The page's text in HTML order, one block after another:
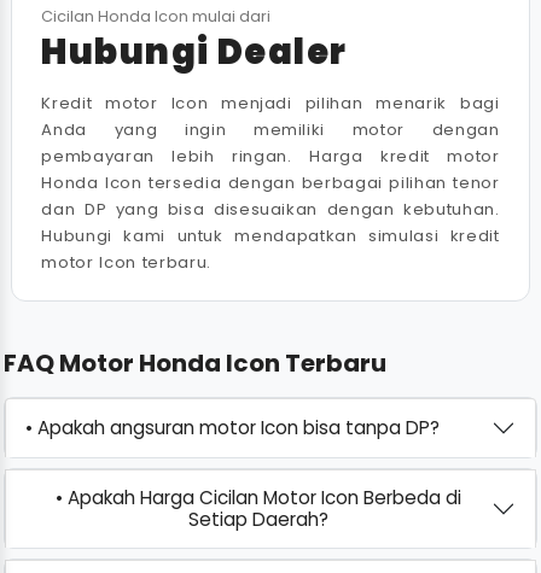
Cicilan Honda Icon mulai dari
Hubungi Dealer
Kredit motor Icon menjadi pilihan menarik bagi
Anda yang ingin memiliki motor dengan
pembayaran lebih ringan. Harga kredit motor
Honda Icon tersedia dengan berbagai pilihan tenor
dan DP yang bisa disesuaikan dengan kebutuhan.
Hubungi kami untuk mendapatkan simulasi kredit
motor Icon terbaru.
FAQ Motor Honda Icon Terbaru
• Apakah angsuran motor Icon bisa tanpa DP?
• Apakah Harga Cicilan Motor Icon Berbeda di
Setiap Daerah?